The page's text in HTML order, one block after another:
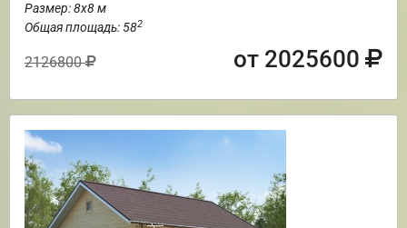
Размер: 8х8 м
Общая площадь: 582
2126800 от 2025600